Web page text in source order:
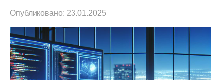
Опубликовано: 23.01.2025